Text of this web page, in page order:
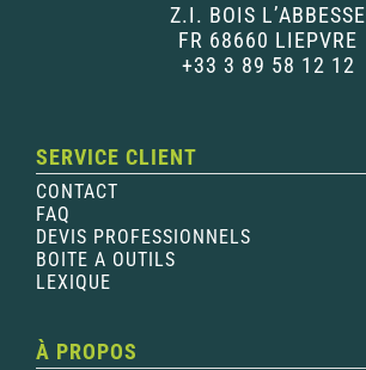
Z.I. BOIS L’ABBESSE
FR 68660 LIEPVRE
+33 3 89 58 12 12
SERVICE CLIENT
CONTACT
FAQ
DEVIS PROFESSIONNELS
BOITE A OUTILS
LEXIQUE
À PROPOS